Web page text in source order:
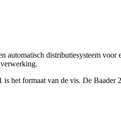
distributiesysteem
is het formaat van de vis. De